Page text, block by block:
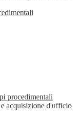
procedimentali
acquisizione d'ufficio